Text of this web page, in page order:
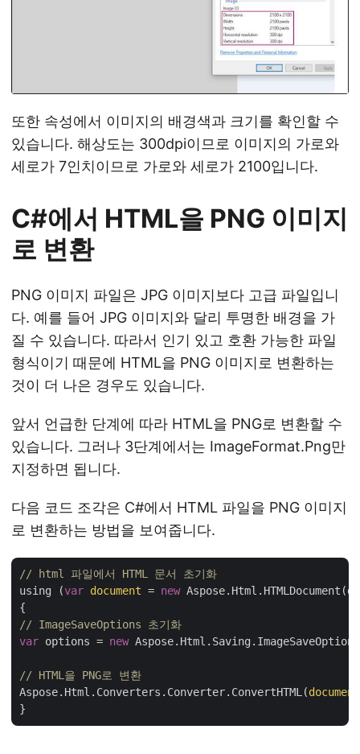
또한 속성에서 이미지의 배경색과 크기를 확인할 수
있습니다. 해상도는 300dpi이므로 이미지의 가로와
세로가 7인치이므로 가로와 세로가 2100입니다.
C#에서 HTML을 PNG 이미지
로 변환
PNG 이미지 파일은 JPG 이미지보다 고급 파일입니
다. 예를 들어 JPG 이미지와 달리 투명한 배경을 가
질 수 있습니다. 따라서 인기 있고 호환 가능한 파일
형식이기 때문에 HTML을 PNG 이미지로 변환하는
것이 더 나은 경우도 있습니다.
앞서 언급한 단계에 따라 HTML을 PNG로 변환할 수
있습니다. 그러나 3단계에서는 ImageFormat.Png만
지정하면 됩니다.
다음 코드 조각은 C#에서 HTML 파일을 PNG 이미지
로 변환하는 방법을 보여줍니다.
// html 파일에서 HTML 문서 초기화
using (var document = new
// ImageSaveOptions 초기화
var options = new
// HTML을 PNG로 변환
Aspose.Html.Converters.Converter.ConvertHTML(document